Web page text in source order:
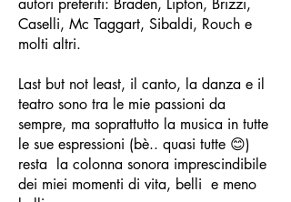
autori preferiti: Braden, Lipton, Brizzi,
Caselli, Mc Taggart, Sibaldi, Rouch e
molti altri.
Last but not least, il canto, la danza e il
teatro sono tra le mie passioni da
sempre, ma soprattutto la musica in tutte
le sue espressioni (bè.. quasi tutte 😊)
resta la colonna sonora imprescindibile
dei miei momenti di vita, belli e meno